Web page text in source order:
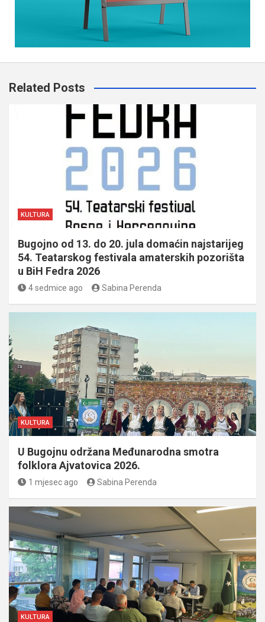
Related Posts
KULTURA
Bugojno od 13. do 20. jula domaćin najstarijeg
54. Teatarskog festivala amaterskih pozorišta
u BiH Fedra 2026
4 sedmice ago Sabina Perenda
KULTURA
U Bugojnu održana Međunarodna smotra
folklora Ajvatovica 2026.
1 mjesec ago Sabina Perenda
KULTURA